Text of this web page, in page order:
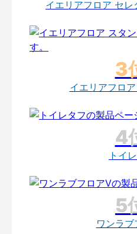
イエリアフロア セ
イエリアフロ
トイ
ワンラ